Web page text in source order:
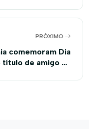
PRÓXIMO
comemoram Dia
de amigo da